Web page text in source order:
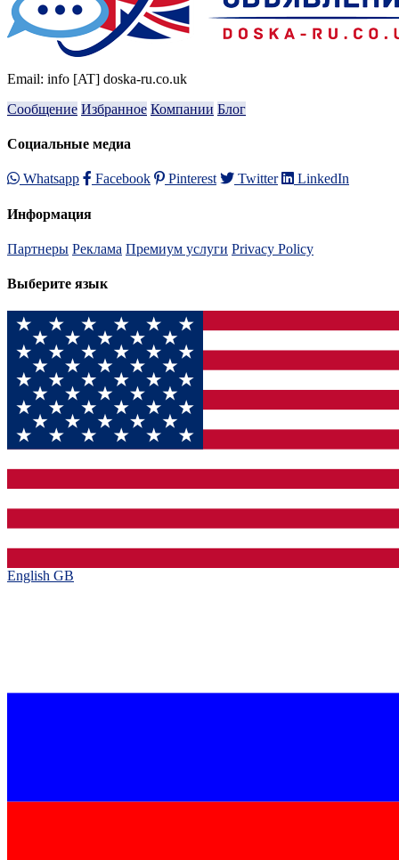
Email: info [AT] doska-ru.co.uk
Сообщение Избранное Компании Блог
Социальные медиа
Whatsapp Facebook Pinterest Twitter LinkedIn
Информация
Партнеры Реклама Премиум услуги Privacy Policy
Выберите язык
English GB‎